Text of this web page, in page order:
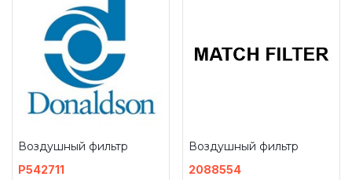
Воздушный фильтр
P542711
Воздушный фильтр
2088554